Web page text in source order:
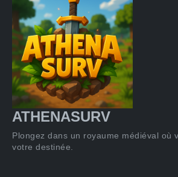
ATHENASURV
Plongez dans un royaume médiéval où
votre destinée.